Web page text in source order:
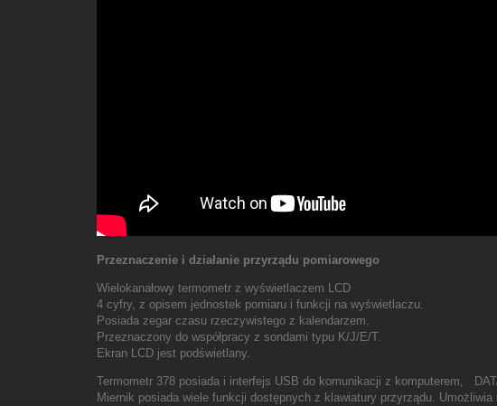
Przeznaczenie i działanie przyrządu pomiarowego
Wielokanałowy termometr z wyświetlaczem LCD
4 cyfry, z opisem jednostek pomiaru i funkcji na wyświetlaczu.
Posiada zegar czasu rzeczywistego z kalendarzem.
Przeznaczony do współpracy z sondami typu K/J/E/T.
Ekran LCD jest podświetlany.
Termometr 378 posiada i interfejs USB do komunikacji z komputerem,
Miernik posiada wiele funkcji dostępnych z klawiatury przyrządu.